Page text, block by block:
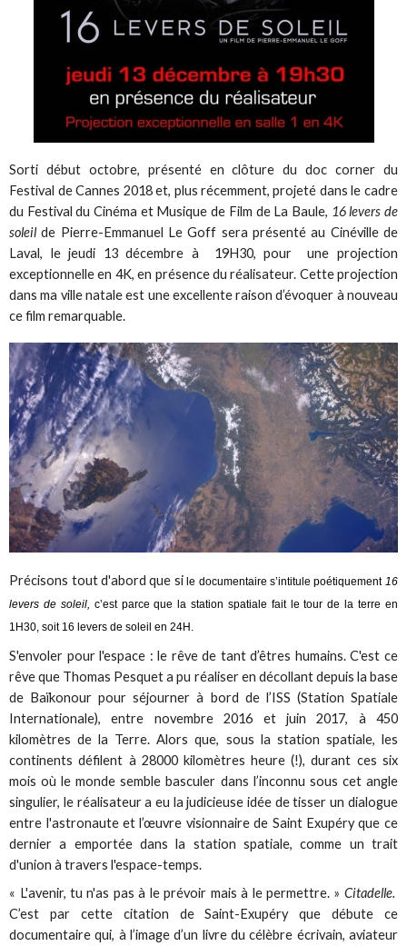
Sorti début octobre, présenté en clôture du doc corner du
Festival de Cannes 2018 et, plus récemment, projeté dans le cadre
du Festival du Cinéma et Musique de Film de La Baule, 16 levers de
soleilde Pierre-Emmanuel Le Goff sera présenté au Cinéville de
Laval, le jeudi 13 décembre à 19H30, pour une projection
exceptionnelle en 4K, en présence du réalisateur. Cette projection
dans ma ville natale est une excellente raison d’évoquer à nouveau
ce film remarquable.
Précisons tout d'abord que sile documentaire s’intitule poétiquement 16
levers de soleil, c’est parce que la station spatiale fait le tour de la terre en
1H30, soit 16 levers de soleil en 24H.
S'envoler pour l'espace : le rêve de tant d’êtres humains. C'est ce
rêve que Thomas Pesquet a pu réaliser en décollant depuis la base
de Baïkonour pour séjourner à bord de l’ISS (Station Spatiale
Internationale), entre novembre 2016 et juin 2017, à 450
kilomètres de la Terre. Alors que, sous la station spatiale, les
continents défilent à 28000 kilomètres heure (!), durant ces six
mois où le monde semble basculer dans l’inconnu sous cet angle
singulier, le réalisateur a eu la judicieuse idée de tisser un dialogue
entre l'astronaute et l’œuvre visionnaire de Saint Exupéry que ce
dernier a emportée dans la station spatiale, comme un trait
d'union à travers l'espace-temps.
« L'avenir, tu n'as pas à le prévoir mais à le permettre. » Citadelle.
C’est par cette citation de Saint-Exupéry que débute ce
documentaire qui, à l’image d’un livre du célèbre écrivain, aviateur